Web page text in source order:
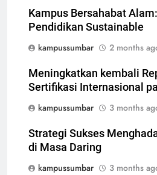
Kampus Bersahabat
Pendidikan Sustainable
kampussumbar
2 months
Meningkatkan kembali
Sertifikasi Internasional
kampussumbar
3 months
Strategi Sukses
di Masa Daring
kampussumbar
3 months